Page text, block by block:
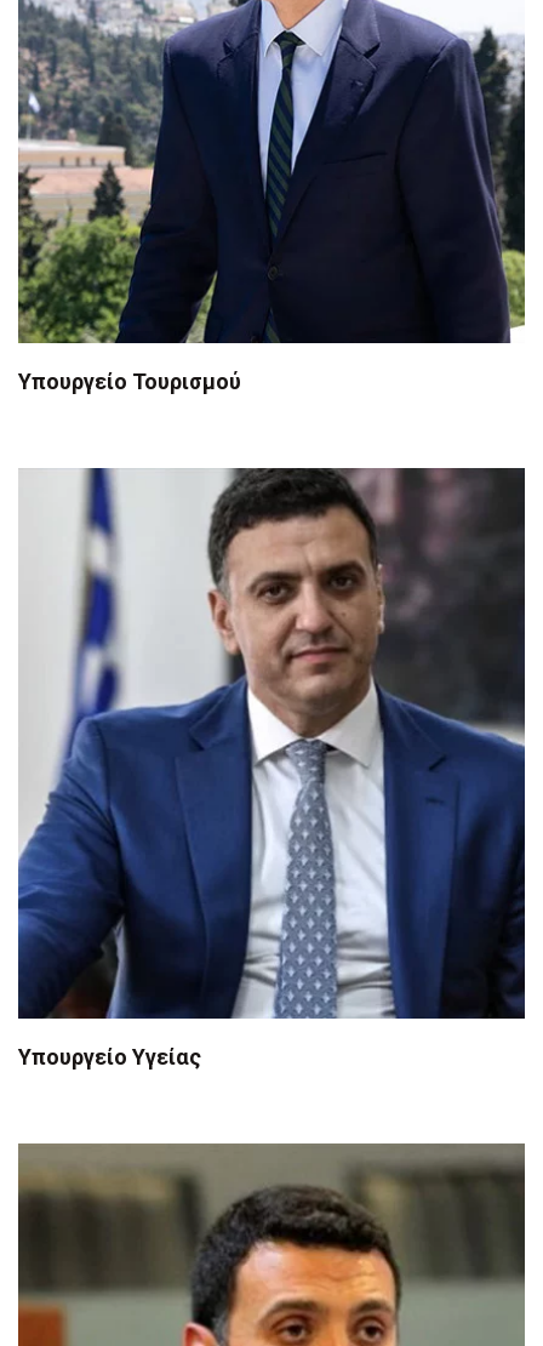
Υπουργείο Τουρισμού
Υπουργείο Υγείας